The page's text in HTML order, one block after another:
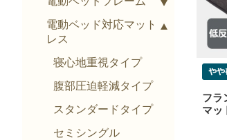
電動ベッド対応マット
レス
寝心地重視タイプ
腹部圧迫軽減タイプ
スタンダードタイプ
セミシングル
フラ
マッ